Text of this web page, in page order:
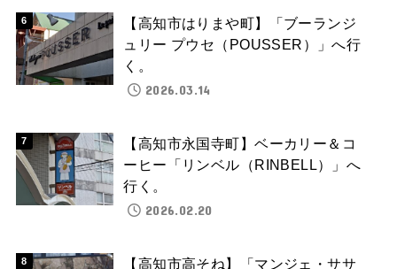
【高知市はりまや町】「ブーランジ
ュリー プウセ（POUSSER）」へ行
く。
2026.03.14
【高知市永国寺町】ベーカリー＆コ
ーヒー「リンベル（RINBELL）」へ
行く。
2026.02.20
【高知市高そね】「マンジェ・ササ